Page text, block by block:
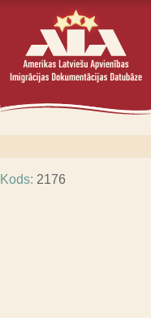
Kods: 2176